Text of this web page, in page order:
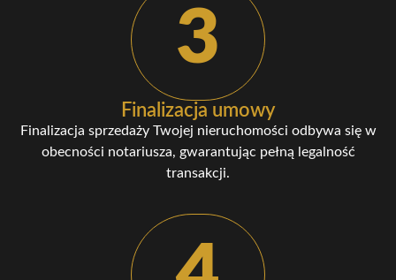
3
Finalizacja umowy
Finalizacja sprzedaży Twojej nieruchomości odbywa się w
obecności notariusza, gwarantując pełną legalność
transakcji.